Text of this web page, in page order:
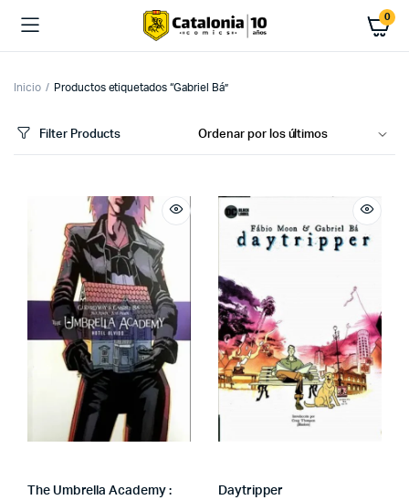
0
Inicio Productos etiquetados “Gabriel Bá”
Filter Products
The Umbrella Academy :
Daytripper